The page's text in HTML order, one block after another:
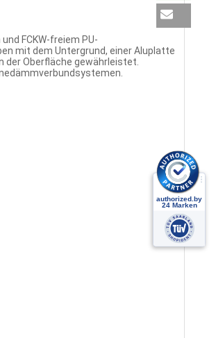
FCKW-freiem PU-
mit dem Untergrund, einer Aluplatte
der Oberfläche gewährleistet.